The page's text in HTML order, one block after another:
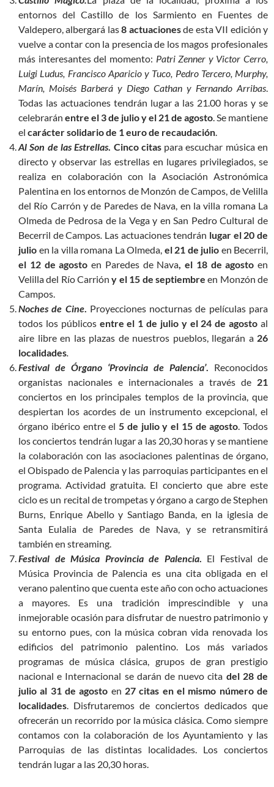
entornos del Castillo de los Sarmiento en Fuentes de
Valdepero, albergará las8 actuacionesde esta VII edición y
vuelve a contar con la presencia de los magos profesionales
más interesantes del momento: Patri Zenner y Victor Cerro,
Luigi Ludus, Francisco Aparicio y Tuco, Pedro Tercero, Murphy,
Marín, Moisés Barberá y Diego Cathan y Fernando Arribas
Todas las actuaciones tendrán lugar a las 21.00 horas y se
celebrarán entre el 3 de julio y el 21 de agosto . Se mantiene
el carácter solidario de 1 euro de recaudación
Al Son de las Estrellas . Cincocitaspara escuchar música en
directo y observar las estrellas en lugares privilegiados, se
realiza en colaboración con la Asociación Astronómica
Palentina en los entornos de Monzón de Campos, de Velilla
del Río Carrón y de Paredes de Nava, en la villa romana La
Olmeda de Pedrosa de la Vega y en San Pedro Cultural de
Becerril de Campos Las actuaciones tendrán lugar el 20 de
julio en la villa romana La Olmeda, el 21 de julio en Becerril,
el 12 de agosto en Paredes de Nava , el 18 de agosto en
Velilla del Río Carrión y el 15 de septiembreen Monzón de
Campos.
Noches de Cine. Proyecciones nocturnas de películas para
todos los públicos entre el 1 de julio y el 24 de agosto al
aire libre en las plazas de nuestros pueblos, llegarán a 26
localidades
Festival de Órgano ‘Provincia de Palencia’. Reconocidos
organistas nacionales e internacionales a través de 21
conciertos en los principales templos de la provincia, que
despiertan los acordes de un instrumento excepcional, el
órgano ibérico entre el 5 de julio y el 15 de agosto . Todos
los conciertos tendrán lugar a las 20,30 horas y se mantiene
la colaboración con las asociaciones palentinas de órgano,
el Obispado de Palencia y las parroquias participantes en el
programa. Actividad gratuita. El concierto que abre este
ciclo es un recital de trompetas y órgano a cargo de Stephen
Burns, Enrique Abello y Santiago Banda, en la iglesia de
Santa Eulalia de Paredes de Nava, y se retransmitirá
también en streaming.
Festival de Música Provincia de Palencia. El Festival de
Música Provincia de Palencia es una cita obligada en el
verano palentino que cuenta este año con ocho actuaciones
a mayores. Es una tradición imprescindible y una
inmejorable ocasión para disfrutar de nuestro patrimonio y
su entorno pues, con la música cobran vida renovada los
edificios del patrimonio palentino. Los más variados
programas de música clásica, grupos de gran prestigio
nacional e Internacional se darán de nuevo cita del 28 de
julio al 31 de agosto en 27 citas en el mismo número de
localidades . Disfrutaremos de conciertos dedicados que
ofrecerán un recorrido por la música clásica. Como siempre
contamos con la colaboración de los Ayuntamiento y las
Parroquias de las distintas localidades. Los conciertos
tendrán lugar a las 20,30 horas.